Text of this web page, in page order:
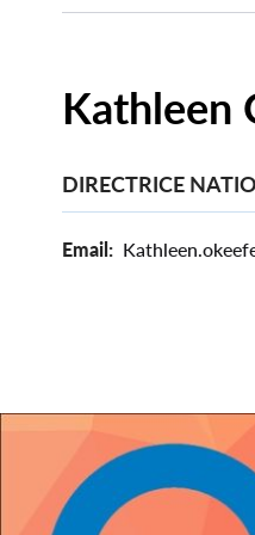
Kathleen
DIRECTRICE
Email